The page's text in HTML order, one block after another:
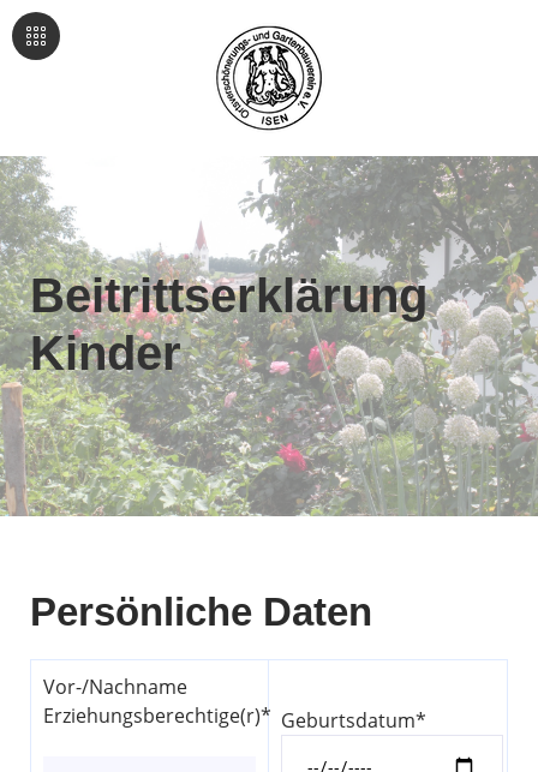
Beitrittserklärung
Kinder
Persönliche Daten
Vor-/Nachname
Erziehungsberechtige(r)* Geburtsdatum*